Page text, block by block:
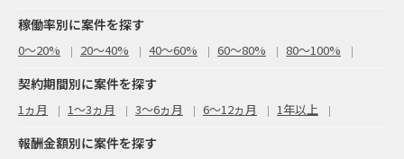
稼働率別に案件を探す
0〜20% 20〜40% 40〜60% 60〜80% 80〜100%
契約期間別に案件を探す
1ヵ月 1～3ヵ月 3～6ヵ月 6～12ヵ月 1年以上
報酬金額別に案件を探す